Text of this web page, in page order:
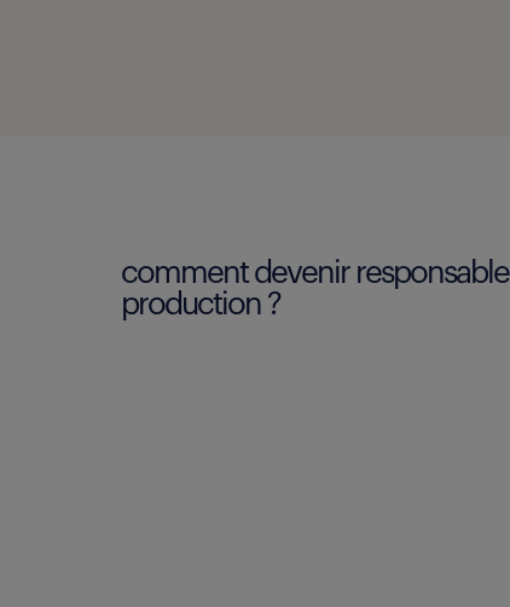
comment devenir responsable
production ?